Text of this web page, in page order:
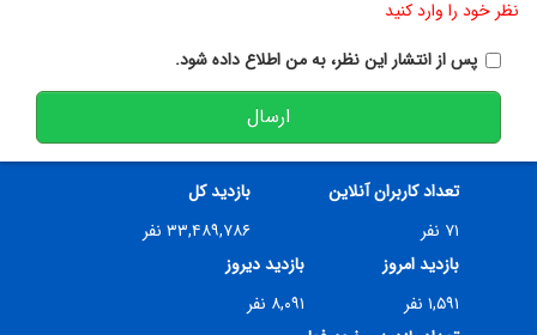
نظر خود را وارد کنید
پس از انتشار این نظر، به من اطلاع داده شود.
ارسال
تعداد کاربران آنلاین
۷۱ نفر
بازدید کل
۳۳,۴۸۹,۷۸۶ نفر
بازدید امروز
۱,۵۹۱ نفر
بازدید دیروز
۸,۰۹۱ نفر